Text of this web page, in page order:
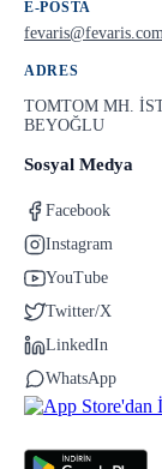
E-POSTA
ADRES
TOMTOM MH.
BEYOĞLU
Sosyal Medya
Facebook
Instagram
YouTube
Twitter/X
LinkedIn
WhatsApp